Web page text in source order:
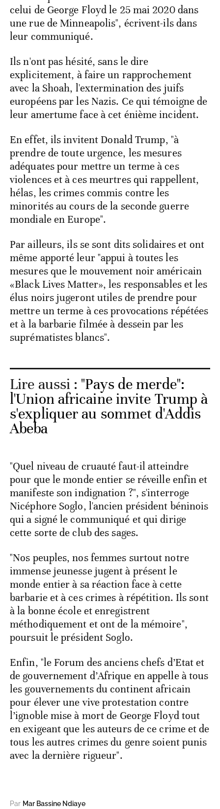
celui de George Floyd le 25 mai 2020 dans
une rue de Minneapolis", écrivent-ils dans
leur communiqué.
Ils n'ont pas hésité, sans le dire
explicitement, à faire un rapprochement
avec la Shoah, l'extermination des juifs
européens par les Nazis. Ce qui témoigne de
leur amertume face à cet énième incident.
En effet, ils invitent Donald Trump, "à
prendre de toute urgence, les mesures
adéquates pour mettre un terme à ces
violences et à ces meurtres qui rappellent,
hélas, les crimes commis contre les
minorités au cours de la seconde guerre
mondiale en Europe".
Par ailleurs, ils se sont dits solidaires et ont
même apporté leur "appui à toutes les
mesures que le mouvement noir américain
«Black Lives Matter», les responsables et les
élus noirs jugeront utiles de prendre pour
mettre un terme à ces provocations répétées
et à la barbarie filmée à dessein par les
suprématistes blancs".
Lire aussi : "Pays de merde":
l'Union africaine invite Trump à
s'expliquer au sommet d'Addis
Abeba
"Quel niveau de cruauté faut-il atteindre
pour que le monde entier se réveille enfin et
manifeste son indignation ?", s'interroge
Nicéphore Soglo, l'ancien président béninois
qui a signé le communiqué et qui dirige
cette sorte de club des sages.
"Nos peuples, nos femmes surtout notre
immense jeunesse jugent à présent le
monde entier à sa réaction face à cette
barbarie et à ces crimes à répétition. Ils sont
à la bonne école et enregistrent
méthodiquement et ont de la mémoire",
poursuit le président Soglo.
Enfin, "le Forum des anciens chefs d’Etat et
de gouvernement d’Afrique en appelle à tous
les gouvernements du continent africain
pour élever une vive protestation contre
l’ignoble mise à mort de George Floyd tout
en exigeant que les auteurs de ce crime et de
tous les autres crimes du genre soient punis
avec la dernière rigueur".
Par Mar Bassine Ndiaye